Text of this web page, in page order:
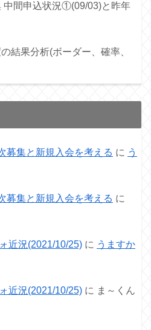
中間申込状況①(09/03)と昨年
結果分析(ボーダー、確率、
募集と新規入会を考える に う
募集と新規入会を考える に
近況(2021/10/25) に うますか
近況(2021/10/25) に ま～くん